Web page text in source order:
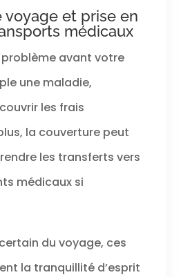
voyage et prise en
médicaux
problème avant votre
une maladie,
les frais
la couverture peut
les transferts vers
médicaux si
du voyage, ces
la tranquillité d’esprit